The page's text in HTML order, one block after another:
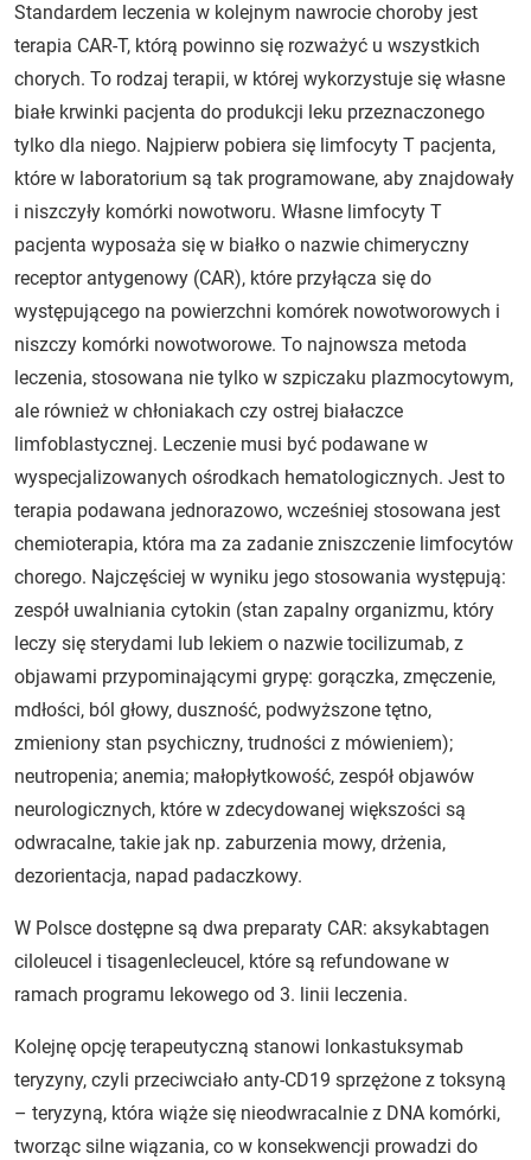
Standardem leczenia w kolejnym nawrocie choroby jest
terapia CAR-T, którą powinno się rozważyć u wszystkich
chorych. To rodzaj terapii, w której wykorzystuje się własne
białe krwinki pacjenta do produkcji leku przeznaczonego
tylko dla niego. Najpierw pobiera się limfocyty T pacjenta,
które w laboratorium są tak programowane, aby znajdowały
i niszczyły komórki nowotworu. Własne limfocyty T
pacjenta wyposaża się w białko o nazwie chimeryczny
receptor antygenowy (CAR), które przyłącza się do
występującego na powierzchni komórek nowotworowych i
niszczy komórki nowotworowe. To najnowsza metoda
leczenia, stosowana nie tylko w szpiczaku plazmocytowym,
ale również w chłoniakach czy ostrej białaczce
limfoblastycznej. Leczenie musi być podawane w
wyspecjalizowanych ośrodkach hematologicznych. Jest to
terapia podawana jednorazowo, wcześniej stosowana jest
chemioterapia, która ma za zadanie zniszczenie limfocytów
chorego. Najczęściej w wyniku jego stosowania występują:
zespół uwalniania cytokin (stan zapalny organizmu, który
leczy się sterydami lub lekiem o nazwie tocilizumab, z
objawami przypominającymi grypę: gorączka, zmęczenie,
mdłości, ból głowy, duszność, podwyższone tętno,
zmieniony stan psychiczny, trudności z mówieniem);
neutropenia; anemia; małopłytkowość, zespół objawów
neurologicznych, które w zdecydowanej większości są
odwracalne, takie jak np. zaburzenia mowy, drżenia,
dezorientacja, napad padaczkowy.
W Polsce dostępne są dwa preparaty CAR: aksykabtagen
ciloleucel i tisagenlecleucel, które są refundowane w
ramach programu lekowego od 3. linii leczenia.
Kolejnę opcję terapeutyczną stanowi lonkastuksymab
teryzyny, czyli przeciwciało anty-CD19 sprzężone z toksyną
– teryzyną, która wiąże się nieodwracalnie z DNA komórki,
tworząc silne wiązania, co w konsekwencji prowadzi do